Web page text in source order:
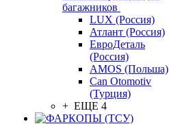
багажников
LUX (Россия)
Атлант (Россия)
ЕвроДеталь
(Россия)
AMOS (Польша)
Can Otomotiv
(Турция)
+ ЕЩЕ 4